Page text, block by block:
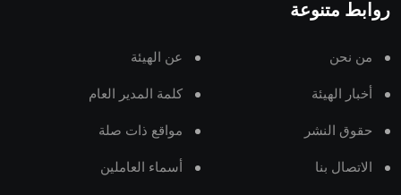
متنوعة
نحن عن الهيئة
الهيئة كلمة المدير العام
النشر مواقع ذات صلة
بنا أسماء العاملين